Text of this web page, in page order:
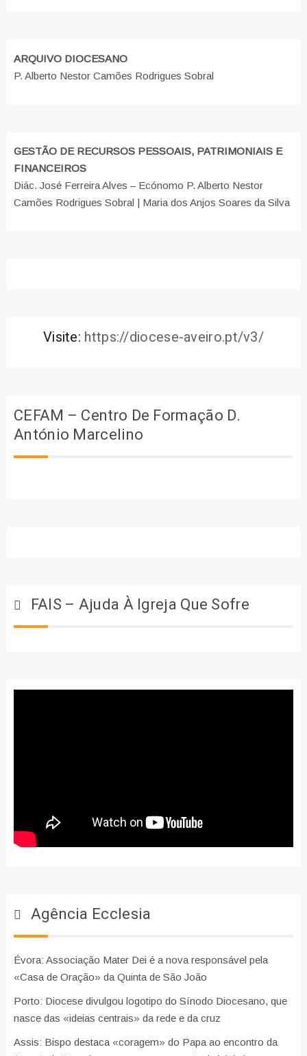
ARQUIVO DIOCESANO
P. Alberto Nestor Camões Rodrigues Sobral
GESTÃO DE RECURSOS PESSOAIS, PATRIMONIAIS E
FINANCEIROS
Diác. José Ferreira Alves – Ecónomo P. Alberto Nestor
Camões Rodrigues Sobral | Maria dos Anjos Soares da Silva
Visite: https://diocese-aveiro.pt/v3/
CEFAM – Centro De Formação D.
António Marcelino
FAIS – Ajuda À Igreja Que Sofre
Agência Ecclesia
Évora: Associação Mater Dei é a nova responsável pela
«Casa de Oração» da Quinta de São João
Porto: Diocese divulgou logotipo do Sínodo Diocesano, que
nasce das «ideias centrais» da rede e da cruz
Assis: Bispo destaca «coragem» do Papa ao encontro da